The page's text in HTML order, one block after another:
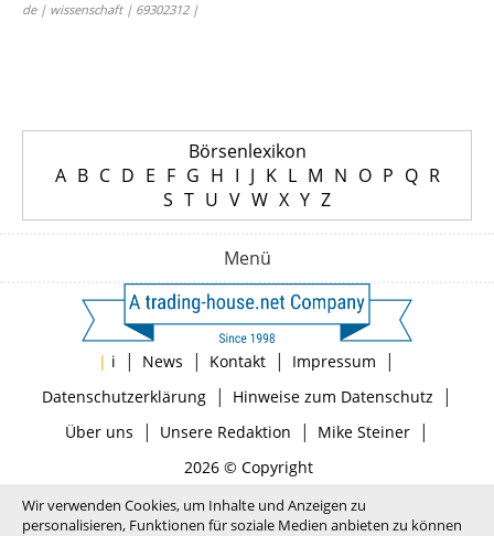
de | wissenschaft | 69302312 |
Börsenlexikon
A B C D E F G H I J K L M N O P Q R
S T U V W X Y Z
Menü
| i | News | Kontakt | Impressum |
Datenschutzerklärung| Hinweise zum Datenschutz |
Über uns | Unsere Redaktion | Mike Steiner|
2026 © Copyright
Wir verwenden Cookies, um Inhalte und Anzeigen zu
personalisieren, Funktionen für soziale Medien anbieten zu können